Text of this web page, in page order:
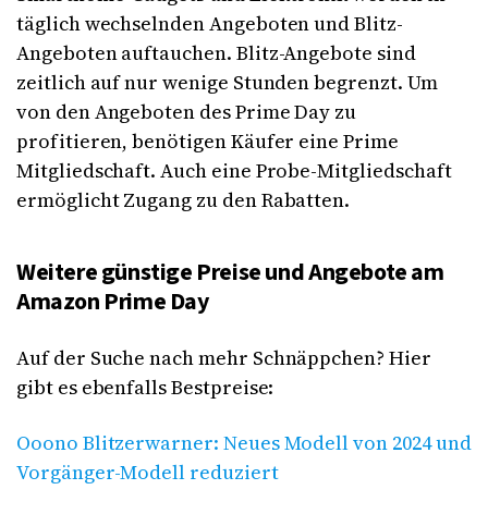
täglich wechselnden Angeboten und Blitz-
Angeboten auftauchen. Blitz-Angebote sind
zeitlich auf nur wenige Stunden begrenzt. Um
von den Angeboten des Prime Day zu
profitieren, benötigen Käufer eine Prime
Mitgliedschaft. Auch eine Probe-Mitgliedschaft
ermöglicht Zugang zu den Rabatten.
Weitere günstige Preise und Angebote am
Amazon Prime Day
Auf der Suche nach mehr Schnäppchen? Hier
gibt es ebenfalls Bestpreise:
Ooono Blitzerwarner: Neues Modell von 2024 und
Vorgänger-Modell reduziert